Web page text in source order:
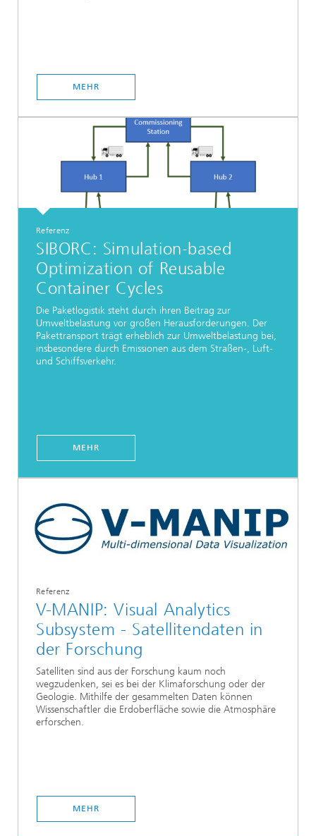
MEHR
Referenz
SIBORC: Simulation-based
Optimization of Reusable
Container Cycles
Die Paketlogistik steht durch ihren Beitrag zur
Umweltbelastung vor großen Herausforderungen. Der
Pakettransport trägt erheblich zur Umweltbelastung bei,
insbesondere durch Emissionen aus dem Straßen-, Luft-
und Schiffsverkehr.
MEHR
Referenz
V-MANIP: Visual Analytics
Subsystem - Satellitendaten in
der Forschung
Satelliten sind aus der Forschung kaum noch
wegzudenken, sei es bei der Klimaforschung oder der
Geologie. Mithilfe der gesammelten Daten können
Wissenschaftler die Erdoberfläche sowie die Atmosphäre
erforschen.
MEHR